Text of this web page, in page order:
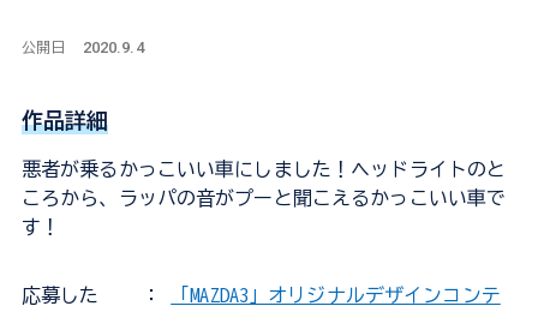
公開日 2020.9.4
作品詳細
悪者が乗るかっこいい車にしました！ヘッドライトのと
ころから、ラッパの音がプーと聞こえるかっこいい車で
す！
応募した
：
「MAZDA3」オリジナルデザインコンテ